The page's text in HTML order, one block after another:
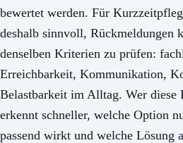
bewertet werden. Für
deshalb sinnvoll, Rückmeldungen
denselben Kriterien zu prüfen:
Erreichbarkeit, Kommunikation,
Belastbarkeit im Alltag. Wer diese
erkennt schneller, welche Option
passend wirkt und welche Lösung